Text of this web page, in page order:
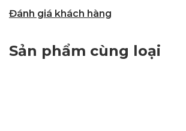
Đánh giá khách hàng
Sản phẩm cùng loại